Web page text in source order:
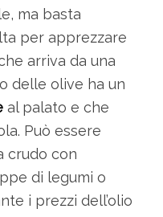
ma basta
per apprezzare
arriva da una
delle olive ha un
al palato e che
Può essere
crudo con
di legumi o
i prezzi dell’olio